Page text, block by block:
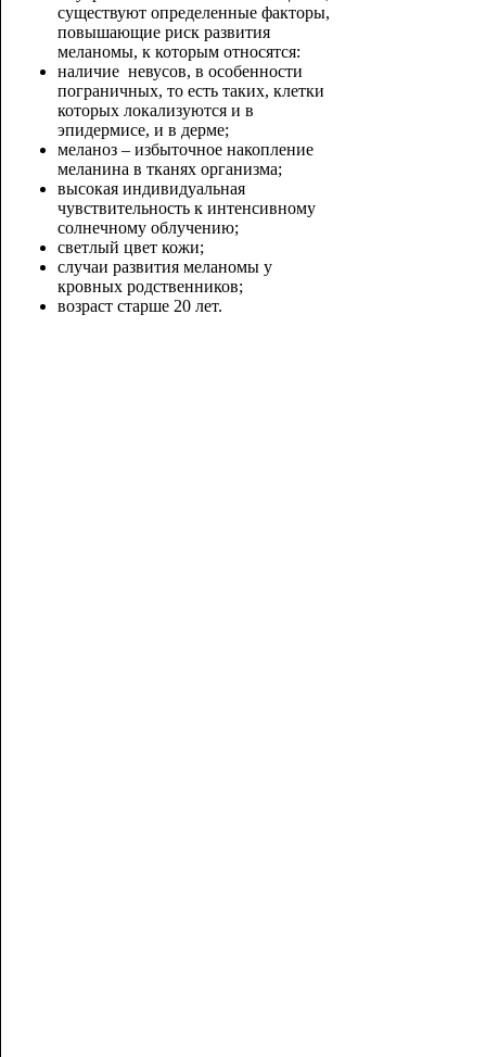
существуют определенные факторы,
повышающие риск развития
меланомы, к которым относятся:
наличие невусов, в особенности
пограничных, то есть таких, клетки
которых локализуются и в
эпидермисе, и в дерме;
меланоз – избыточное накопление
меланина в тканях организма;
высокая индивидуальная
чувствительность к интенсивному
солнечному облучению;
светлый цвет кожи;
случаи развития меланомы у
кровных родственников;
возраст старше 20 лет.